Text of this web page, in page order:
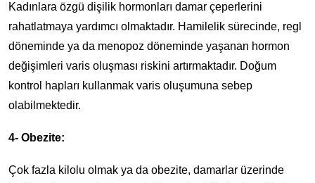
Kadınlara özgü dişilik hormonları damar çeperlerini
rahatlatmaya yardımcı olmaktadır. Hamilelik sürecinde, regl
döneminde ya da menopoz döneminde yaşanan hormon
değişimleri varis oluşması riskini artırmaktadır. Doğum
kontrol hapları kullanmak varis oluşumuna sebep
olabilmektedir.
4- Obezite:
Çok fazla kilolu olmak ya da obezite, damarlar üzerinde